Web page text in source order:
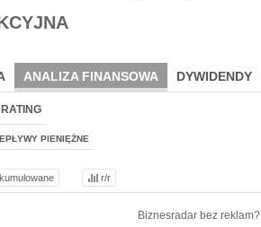
ANALIZA FINANSOWA DYWIDENDY
RATING
PIENIĘŻNE
r/r
Biznesradar bez reklam?